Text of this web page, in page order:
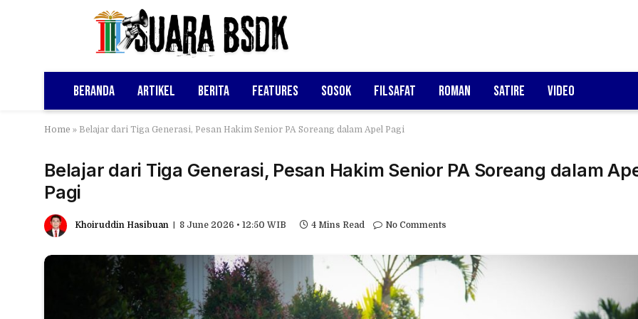
Beranda Artikel Berita Features Sosok Filsafat Roman Satire Video
Home » Belajar dari Tiga Generasi, Pesan Hakim Senior PA Soreang dalam Apel Pagi
Belajar dari Tiga Generasi, Pesan Hakim Senior PA Soreang dalam
Pagi
Khoiruddin Hasibuan 8 June 2026 • 12:50 WIB 4 Mins Read No Comments